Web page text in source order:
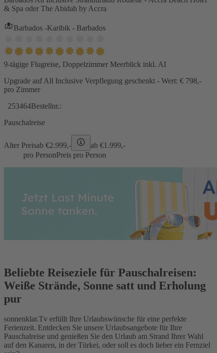
& Spa oder The Abidah by Accra
Barbados -Karibik - Barbados
9-tägige Flugreise, Doppelzimmer Meerblick inkl. AI
Upgrade auf All Inclusive Verpflegung geschenkt - Wert: € 798,-
pro Zimmer
253464Bestellnr.:
Pauschalreise
Alter Preisab €2.999,- ab €1.999,-
pro PersonPreis pro Person
Beliebte Reiseziele für Pauschalreisen:
Weiße Strände, Sonne satt und Erholung
pur
sonnenklar.Tv erfüllt Ihre Urlaubswünsche für eine perfekte
Ferienzeit. Entdecken Sie unsere Urlaubsangebote für Ihre
Pauschalreise und genießen Sie den Urlaub am Strand Ihrer Wahl
auf den Kanaren, in der Türkei, oder soll es doch lieber ein Fernziel